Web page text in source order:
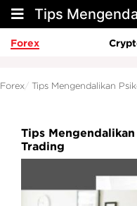
Forex
Forex Tips Mengendalikan
Tips
Trading